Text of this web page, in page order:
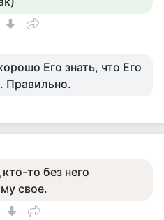
Его знать, что Его
Правильно.
то без него
свое.